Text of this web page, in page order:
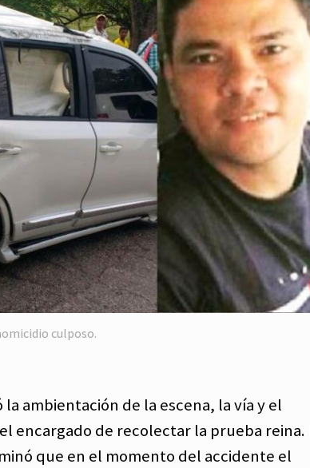
culposo.
ambientación de la escena, la vía y el
encargado de recolectar la prueba reina.
que en el momento del accidente el